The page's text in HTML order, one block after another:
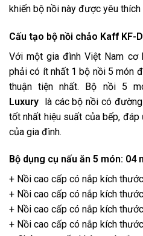
khiến bộ nồi này được yêu thích
Cấu tạo bộ nồi chảo Kaff KF-
Với một gia đình Việt Nam cơ
phải có ít nhất 1 bộ nồi 5 món
thuận tiện nhất. Bộ nồi 5
Luxury là các bộ nồi có
tốt nhất hiệu suất của bếp,
của gia đình.
Bộ dụng cụ nấu ăn 5 món: 04
+ Nồi cao cấp có nắp kích
+ Nồi cao cấp có nắp kích
+ Nồi cao cấp có nắp kích
+ Nồi cao cấp có nắp kích